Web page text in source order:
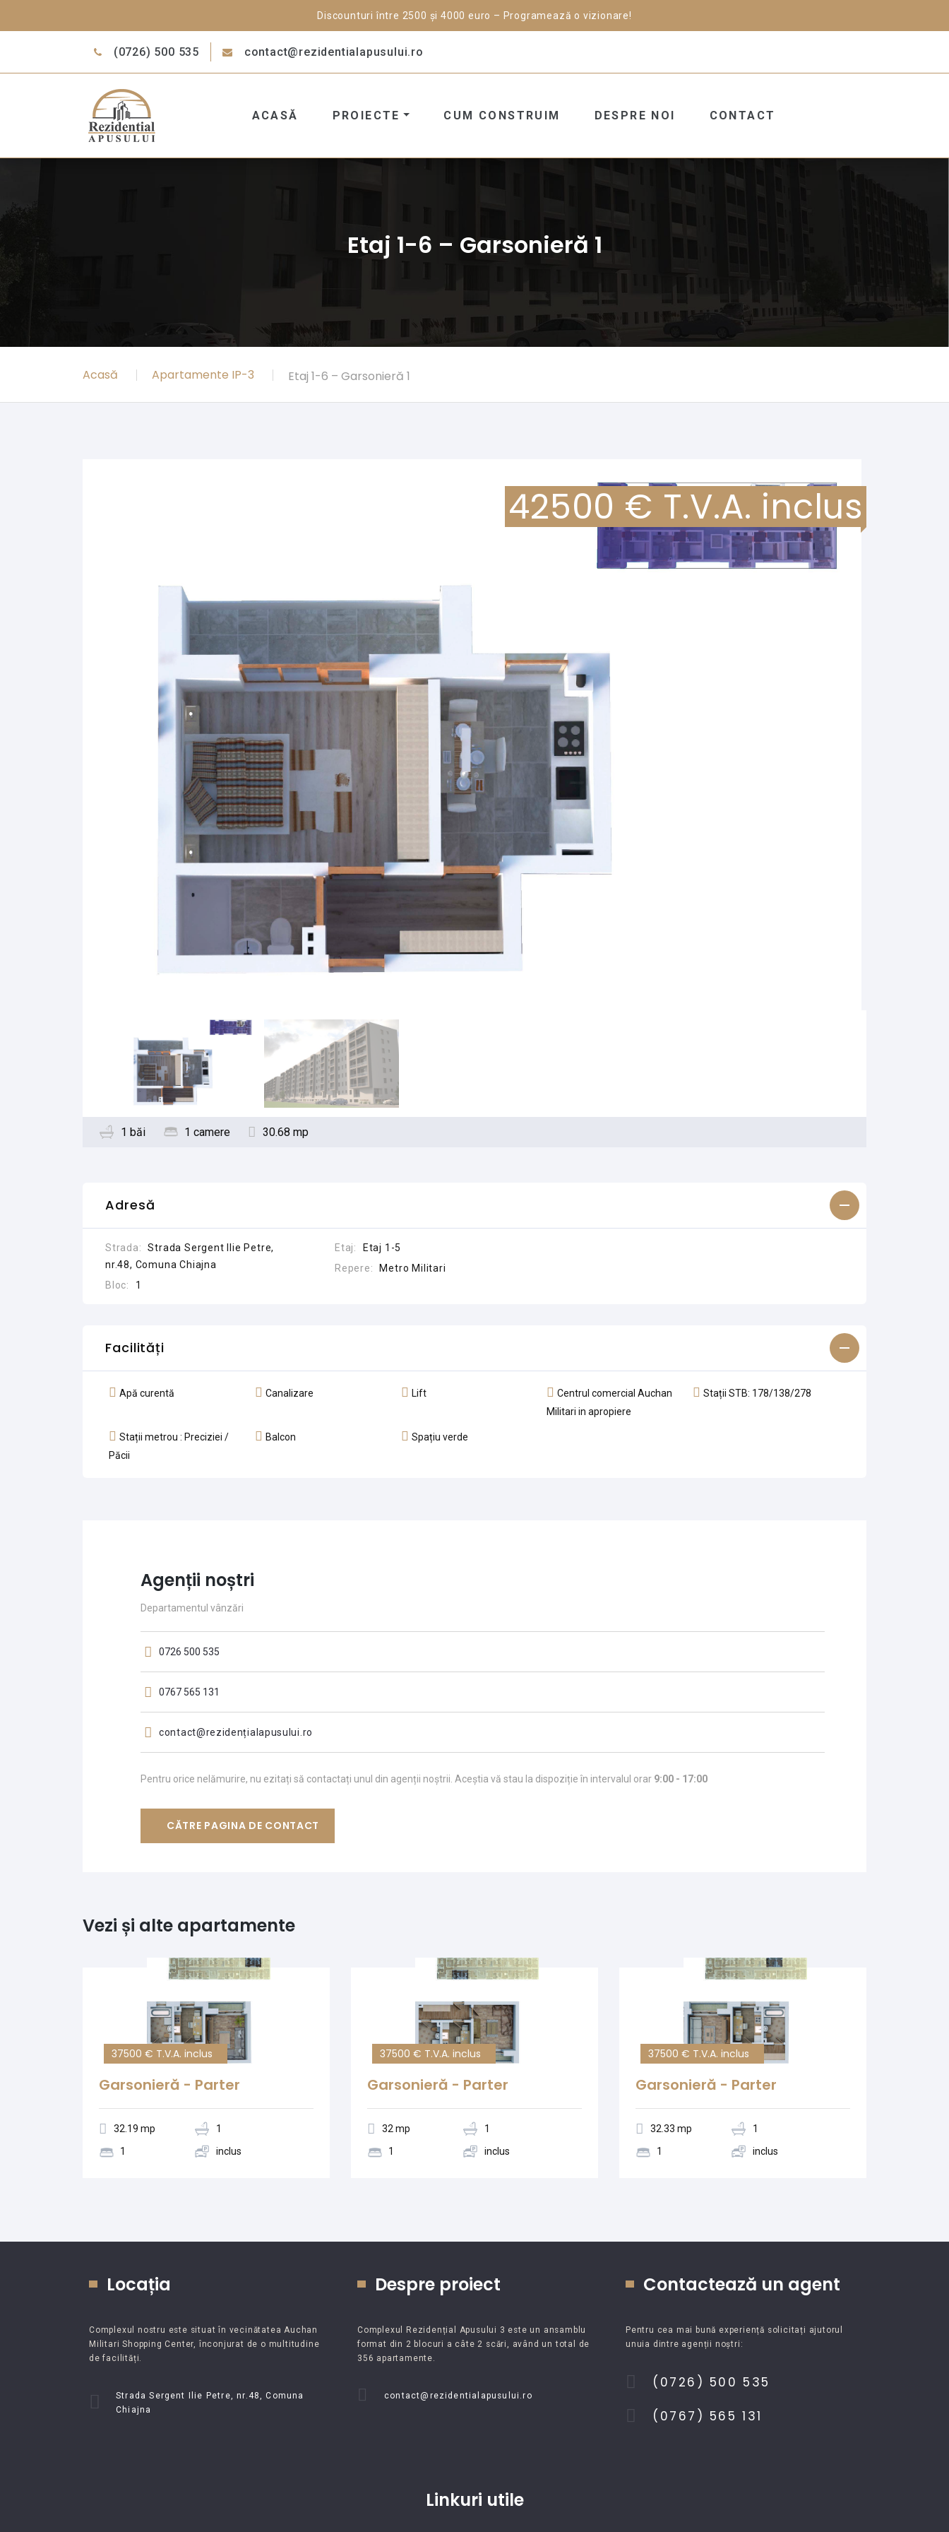
Discounturi între 2500 și 4000 euro – Programează o vizionare!
(0726) 500 535 contact@rezidentialapusului.ro
ACASĂ PROIECTE CUM CONSTRUIM DESPRE NOI CONTACT
Etaj 1-6 – Garsonieră 1
Acasă Apartamente IP-3 Etaj 1-6 – Garsonieră 1
42500 € T.V.A. inclus
1 băi 1 camere 30.68 mp
Adresă
Strada:
Strada Sergent Ilie Petre,
nr.48, Comuna Chiajna
Bloc:
1
Etaj:
Etaj 1-5
Repere:
Metro Militari
Facilități
Apă curentă Canalizare Lift
Centrul comercial Auchan
Militari in apropiere
Stații STB: 178/138/278
Stații metrou : Preciziei /
Păcii
Balcon Spațiu verde
Agenții noștri
Departamentul vânzări
0726 500 535
0767 565 131
contact@rezidențialapusului.ro
Pentru orice nelămurire, nu ezitați să contactați unul din agenții noștrii. Aceștia vă stau la dispoziție în intervalul orar 9:00 - 17:00
CĂTRE PAGINA DE CONTACT
Vezi și alte apartamente
37500 € T.V.A. inclus
Garsonieră - Parter
32.19 mp
1
1
inclus
37500 € T.V.A. inclus
Garsonieră - Parter
32 mp
1
1
inclus
37500 € T.V.A. inclus
Garsonieră - Parter
32.33 mp
1
1
inclus
Locația
Complexul nostru este situat în vecinătatea Auchan
Militari Shopping Center, înconjurat de o multitudine
de facilități.
Strada Sergent Ilie Petre, nr.48, Comuna
Chiajna
Despre proiect
Complexul Rezidențial Apusului 3 este un ansamblu
format din 2 blocuri a câte 2 scări, având un total de
356 apartamente.
contact@rezidentialapusului.ro
Contactează un agent
Pentru cea mai bună experiență solicitați ajutorul
unuia dintre agenții noștri:
(0726) 500 535
(0767) 565 131
Linkuri utile